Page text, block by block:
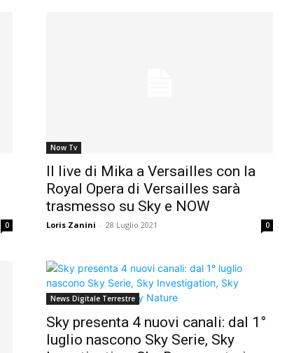
0
Now Tv
Il live di Mika a Versailles con la
Royal Opera di Versailles sarà
trasmesso su Sky e NOW
Loris Zanini - 28 Luglio 2021 0
News Digitale Terrestre
Sky presenta 4 nuovi canali: dal 1°
luglio nascono Sky Serie, Sky